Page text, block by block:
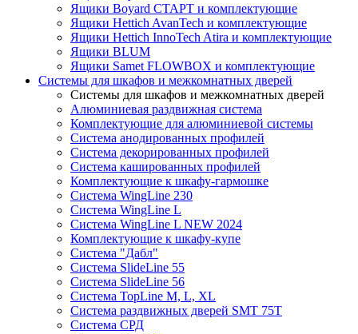
Ящики Boyard СТАРТ и комплектующие
Ящики Hettich AvanTech и комплектующие
Ящики Hettich InnoTech Atira и комплектующие
Ящики BLUM
Ящики Samet FLOWBOX и комплектующие
Системы для шкафов и межкомнатных дверей
Системы для шкафов и межкомнатных дверей
Алюминиевая раздвижная система
Комплектующие для алюминиевой системы
Система анодированных профилей
Система декорированных профилей
Система кашированных профилей
Комплектующие к шкафу-гармошке
Система WingLine 230
Система WingLine L
Система WingLine L NEW 2024
Комплектующие к шкафу-купе
Система "Дабл"
Система SlideLine 55
Система SlideLine 56
Система TopLine M, L, XL
Система раздвижных дверей SMT 75T
Система СРД